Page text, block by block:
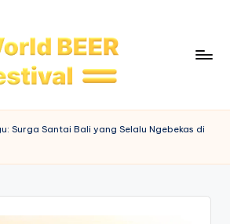
Surga Santai Bali yang Selalu Ngebekas di